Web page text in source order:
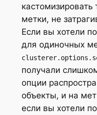
метки, не
Если вы хотели
для одиночных
получали
опции
объекты, и на
если вы хотели